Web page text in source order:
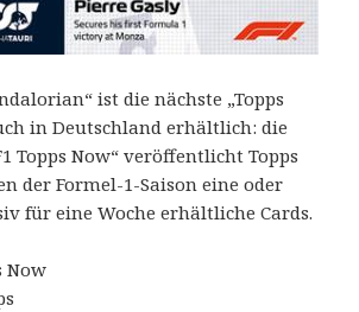
ist die nächste „Topps
in Deutschland erhältlich: die
Topps Now“ veröffentlicht Topps
der Formel-1-Saison eine oder
für eine Woche erhältliche Cards.
Now